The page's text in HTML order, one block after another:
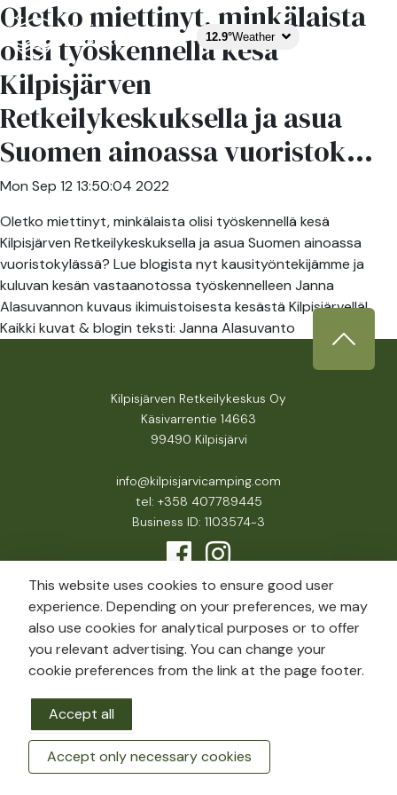
12.9°Weather
Oletko miettinyt, minkälaista
olisi työskennellä kesä
Kilpisjärven
Retkeilykeskuksella ja asua
Suomen ainoassa vuoristok...
Mon Sep 12 13:50:04 2022
Oletko miettinyt, minkälaista olisi työskennellä kesä
Kilpisjärven Retkeilykeskuksella ja asua Suomen ainoassa
vuoristokylässä? Lue blogista nyt kausityöntekijämme ja
kuluvan kesän vastaanotossa työskennelleen Janna
Alasuvannon kuvaus ikimuistoisesta kesästä Kilpisjärvellä!
Kaikki kuvat & blogin teksti: Janna Alasuvanto
Kilpisjärven Retkeilykeskus Oy
Käsivarrentie 14663
99490 Kilpisjärvi
info@kilpisjarvicamping.com
tel: +358 407789445
Business ID: 1103574-3
BOOK A ROOM
This website uses cookies to ensure good user
experience. Depending on your preferences, we may
also use cookies for analytical purposes or to offer
you relevant advertising. You can change your
cookie preferences from the link at the page footer.
Accept all
Accept only necessary cookies